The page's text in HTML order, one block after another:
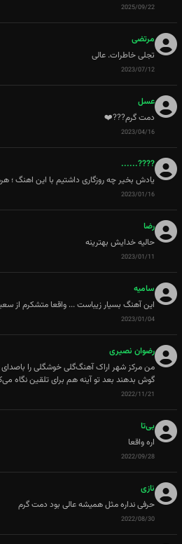
2025/09/22
مرتضی
تجلی خاطرات. عالی
2023/07/12
عسل
دمت گرم???❤️
2023/04/16
????......
یادش بخیر چه روزگاری داشتیم با این اهنگ
2023/01/16
رضا
حالیه خدایش بهترینه
2023/01/11
سامیه
این آهنگ بسیار زیباست ... واقعا متشکرم
2023/01/04
رضوان‌ نصیری
گوش بدهند بعد تو آینه هم برای تلقین‌ نگاه
2022/11/21
بی‌تا
اره واقعا
2022/09/28
نازی
حرفی نداره مثل همیشه عالی بود دمت گرم
2022/08/30